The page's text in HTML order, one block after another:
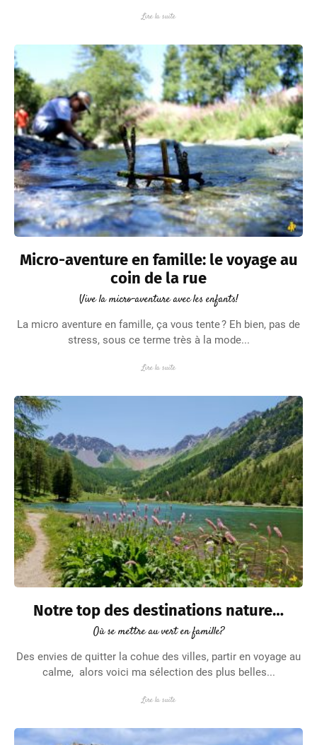
Lire la suite
Micro-aventure en famille: le voyage au
coin de la rue
Vive la micro-aventure avec les enfants!
La micro aventure en famille, ça vous tente ? Eh bien, pas de
stress, sous ce terme très à la mode...
Lire la suite
Notre top des destinations nature…
Où se mettre au vert en famille?
Des envies de quitter la cohue des villes, partir en voyage au
calme, alors voici ma sélection des plus belles...
Lire la suite